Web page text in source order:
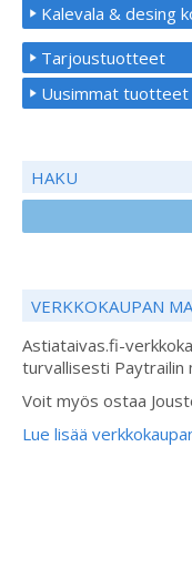
Kalevala & desing
Tarjoustuotteet
Uusimmat tuotteet
HAKU
VERKKOKAUPAN
Astiataivas.fi-
turvallisesti Paytrailin
Voit myös ostaa
Lue lisää